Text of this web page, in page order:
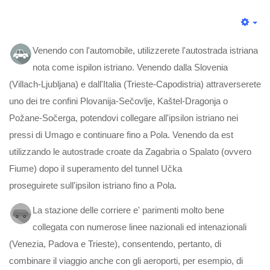
Venendo con l'automobile, utilizzerete l'autostrada istriana
nota come ispilon istriano. Venendo dalla Slovenia
(Villach-Ljubljana) e dall'Italia (Trieste-Capodistria) attraverserete
uno dei tre confini Plovanija-Sečovlje, Kaštel-Dragonja o
Požane-Sočerga, potendovi collegare all'ipsilon istriano nei
pressi di Umago e continuare fino a Pola. Venendo da est
utilizzando le autostrade croate da Zagabria o Spalato (ovvero
Fiume) dopo il superamento del tunnel Učka
proseguirete sull'ipsilon istriano fino a Pola.
La stazione delle corriere e' parimenti molto bene
collegata con numerose linee nazionali ed intenazionali
(Venezia, Padova e Trieste), consentendo, pertanto, di
combinare il viaggio anche con gli aeroporti, per esempio, di